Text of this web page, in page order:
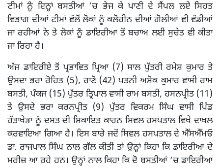
ਟੀਮਾਂ ਨੂੰ ਇਨ੍ਹਾਂ ਬਸਤੀਆਂ ‘ਚ ਭੇਜ ਕੇ ਪਾਣੀ ਦੇ ਸੈਂਪਲ ਲਏ ਸਿਹਤ
ਵਿਭਾਗ ਦੀਆਂ ਟੀਮਾਂ ਵੱਲੋਂ ਲੋਕਾਂ ਨੂੰ ਕਲੋਰੀਨ ਦੀਆਂ ਗੋਲੀਆਂ ਵੀ ਵੰਡੀਆਂ
ਜਾ ਰਹੀਆਂ ਨੇ ਤੇ ਲੋਕਾਂ ਨੂੰ ਡਾਇਰੀਆ ਤੋਂ ਬਚਾਅ ਲਈ ਸੁਚੇਤ ਵੀ ਕੀਤਾ
ਜਾ ਰਿਹਾ ਹੈ।
ਅੱਜ ਡਾਇਰੀਏ ਤੋਂ ਪ੍ਰਭਾਵਿਤ ਪ੍ਰਿਆ (7) ਸਾਲ ਪੁੱਤਰੀ ਰਮੇਸ਼ ਕੁਮਾਰ ਤੇ
ਉਸਦਾ ਭਰਾ ਰੋਹਿਤ (5), ਰਾਣੋ (42) ਪਤਨੀ ਅਸ਼ੋਕ ਕੁਮਾਰ ਵਾਸੀ ਰਾਮ
ਬਸਤੀ, ਪੰਕਜ (15) ਪੁੱਤਰ ਤ੍ਰਿਪਾਲ ਵਾਸੀ ਰਾਮ ਬਸਤੀ, ਹਸਨਪ੍ਰੀਤ (11)
ਤੇ ਉਸਦੇ ਭਰਾ ਕਰਨਪ੍ਰੀਤ (9) ਪੁੱਤਰ ਵਿਕਰਮ ਸਿੰਘ ਵਾਸੀ ਪਿੰਡ
ਰੱਤਾਖੇੜਾ ਨੂੰ ਦਸਤ ਦੀ ਸ਼ਿਕਾਇਤ ਕਾਰਨ ਸਿਵਲ ਹਸਪਤਾਲ ਵਿਖੇ ਦਾਖਲ
ਕਰਵਾਇਆ ਗਿਆ ਹੈ। ਇਸ ਬਾਰੇ ਜਦੋਂ ਸਿਵਲ ਹਸਪਤਾਲ ਦੇ ਐੱਸਐੱਮਓ
ਡਾ. ਰਾਜਪਾਲ ਸਿੰਘ ਨਾਲ ਗੱਲ ਕੀਤੀ ਤਾਂ ਉਨ੍ਹਾਂ ਕਿਹਾ ਕਿ ਡਾਇਰੀਆ ਦੇ
ਮਰੀਜ਼ ਆ ਰਹੇ ਹਨ। ਉਨ੍ਹਾਂ ਨਾਲ ਕਿਹਾ ਕਿ ਦੋ ਬਸਤੀਆਂ ‘ਚ ਡਾਇਰੀਆ